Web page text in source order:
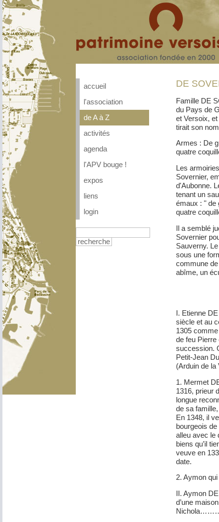
accueil
l'association
de A à Z
activités
agenda
l'APV bouge !
expos
liens
login
recherche
DE
Famille DE
du Pays de
et Versoix,
tirait son
Armes : De
quatre
Les
Sovernier,
d'Aubonne.
tenant un
émaux : " de
quatre
Il a semblé
Sovernier
Sauverny.
sous une
commune
abîme, un
I. Etienne
siècle et au
1305
de feu Pierre
succession.
Petit-Jean
(Arduin de la
1. Mermet
1316, prieur
longue
de sa
En 1348, il
bourgeois
alleu avec le
biens qu’il
veuve en
date.
2. Aymon
II. Aymon
d’une